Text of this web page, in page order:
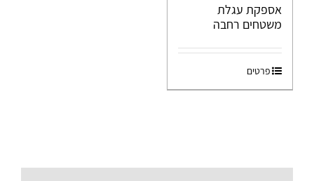
אספקת עגלת
משטחים רחבה
פרטים